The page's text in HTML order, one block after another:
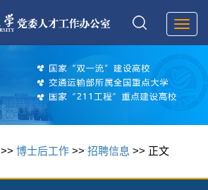
>> 博士后工作 >> 招聘信息 >> 正文